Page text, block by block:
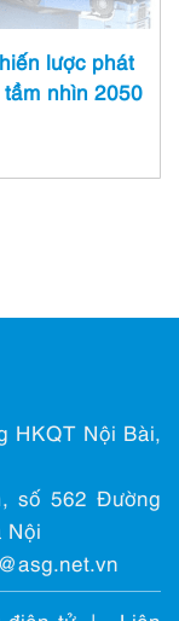
lược phát
nhìn 2050
HKQT Nội Bài,
số 562 Đường
Nội
asg.net.vn